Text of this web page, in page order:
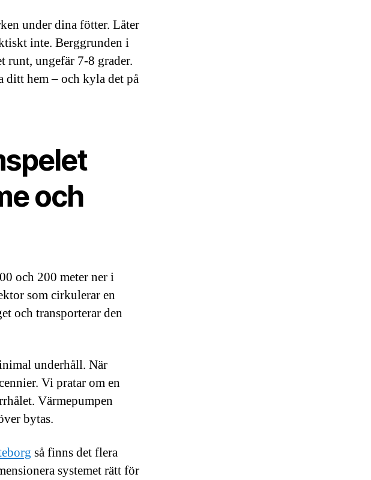
under dina fötter. Låter
inte. Berggrunden i
runt, ungefär 7-8 grader.
ditt hem – och kyla det på
och
och 200 meter ner i
som cirkulerar en
och transporterar den
underhåll. När
Vi pratar om en
Värmepumpen
bytas.
så finns det flera
systemet rätt för